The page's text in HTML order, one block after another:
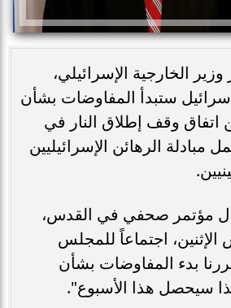
الخارجية الإسرائيلي،
إسرائيل ستبدأ المفاوضات بشأن
اتفاق وقف إطلاق النار في
مبادلة الرهائن الإسرائيليين
مؤتمر صحفي في القدس،
اجتماعاً للمجلس
بدء المفاوضات بشأن
سيحصل هذا الأسبوع".